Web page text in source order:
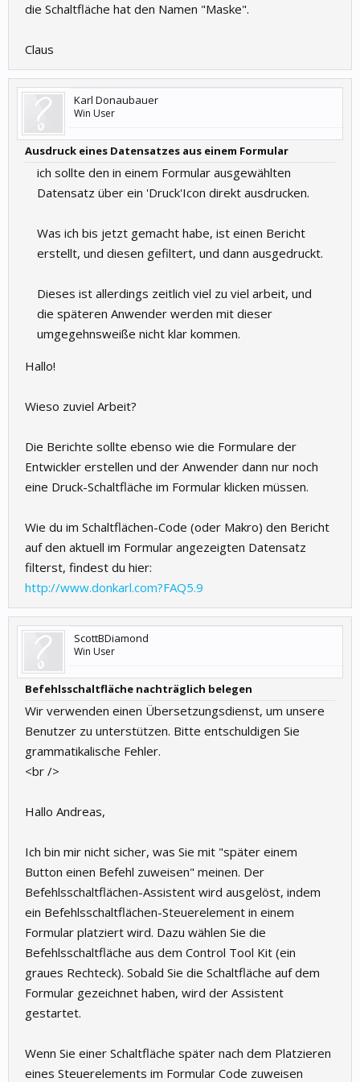
die Schaltfläche hat den Namen "Maske".
Claus
Karl Donaubauer
Win User
Ausdruck eines Datensatzes aus einem Formular
ich sollte den in einem Formular ausgewählten
Datensatz über ein 'Druck'Icon direkt ausdrucken.
Was ich bis jetzt gemacht habe, ist einen Bericht
erstellt, und diesen gefiltert, und dann ausgedruckt.
Dieses ist allerdings zeitlich viel zu viel arbeit, und
die späteren Anwender werden mit dieser
umgegehnsweiße nicht klar kommen.
Hallo!
Wieso zuviel Arbeit?
Die Berichte sollte ebenso wie die Formulare der
Entwickler erstellen und der Anwender dann nur noch
eine Druck-Schaltfläche im Formular klicken müssen.
Wie du im Schaltflächen-Code (oder Makro) den Bericht
auf den aktuell im Formular angezeigten Datensatz
filterst, findest du hier:
http://www.donkarl.com?FAQ5.9
ScottBDiamond
Win User
Befehlsschaltfläche nachträglich belegen
Wir verwenden einen Übersetzungsdienst, um unsere
Benutzer zu unterstützen. Bitte entschuldigen Sie
grammatikalische Fehler.
<br />
Hallo Andreas,
Ich bin mir nicht sicher, was Sie mit "später einem
Button einen Befehl zuweisen" meinen. Der
Befehlsschaltflächen-Assistent wird ausgelöst, indem
ein Befehlsschaltflächen-Steuerelement in einem
Formular platziert wird. Dazu wählen Sie die
Befehlsschaltfläche aus dem Control Tool Kit (ein
graues Rechteck). Sobald Sie die Schaltfläche auf dem
Formular gezeichnet haben, wird der Assistent
gestartet.
Wenn Sie einer Schaltfläche später nach dem Platzieren
eines Steuerelements im Formular Code zuweisen